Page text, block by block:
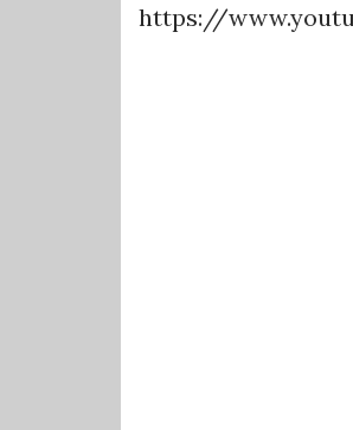
https://